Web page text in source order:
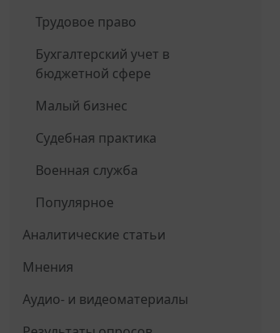
Трудовое право
Бухгалтерский учет в
бюджетной сфере
Малый бизнес
Судебная практика
Военная служба
Популярное
Аналитические статьи
Мнения
Аудио- и видеоматериалы